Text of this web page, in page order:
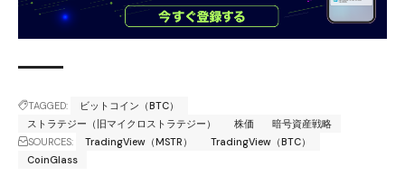
TAGGED:
ビットコイン（BTC）
ストラテジー（旧マイクロストラテジー）
株価
暗号資産戦略
SOURCES:
TradingView（MSTR）
TradingView（BTC）
CoinGlass